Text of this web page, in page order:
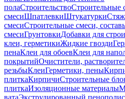
полаСтроительствоСтроительные
смесиШпатлевкиШтукатурки
смесиСтроительные смеси,
смесиГрунтовкиДобавки для
клеи, герметикиЖидкие гвозди
пенаКлеи для обоевКлеи для
покрытийОчистители,
резьбыКлеиГерметики, пены
плиткаКирпичиСтроительные
плиткаИзоляционные материалы
ватаЭкструдированный